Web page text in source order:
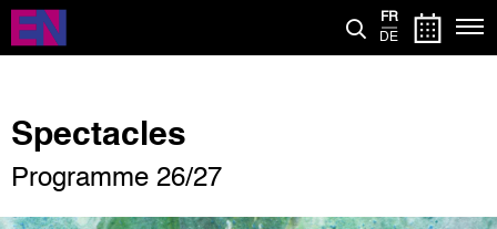
Aller
contenu
FR
DE
Spectacles
Programme 26/27